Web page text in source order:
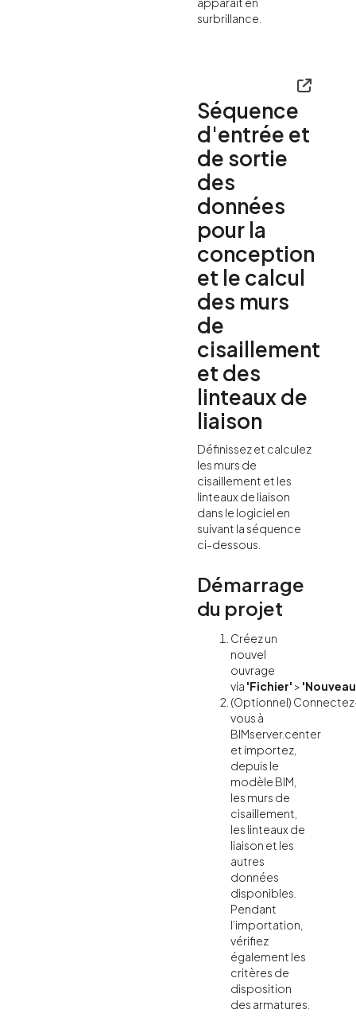
surbrillance.
Séquence
d'entrée et
de sortie
des
données
pour la
conception
et le calcul
des murs
de
cisaillement
et des
linteaux de
liaison
Définissez et calculez
les murs de
cisaillement et les
linteaux de liaison
dans le logiciel en
suivant la séquence
ci-dessous.
Démarrage
du projet
Créez un
nouvel
ouvrage
via 'Fichier' >
(Optionnel)
vous à
BIMserver.center
et importez,
depuis le
modèle BIM,
les murs de
cisaillement,
les linteaux de
liaison et les
autres
données
disponibles.
Pendant
l’importation,
vérifiez
également les
critères de
disposition
des armatures.